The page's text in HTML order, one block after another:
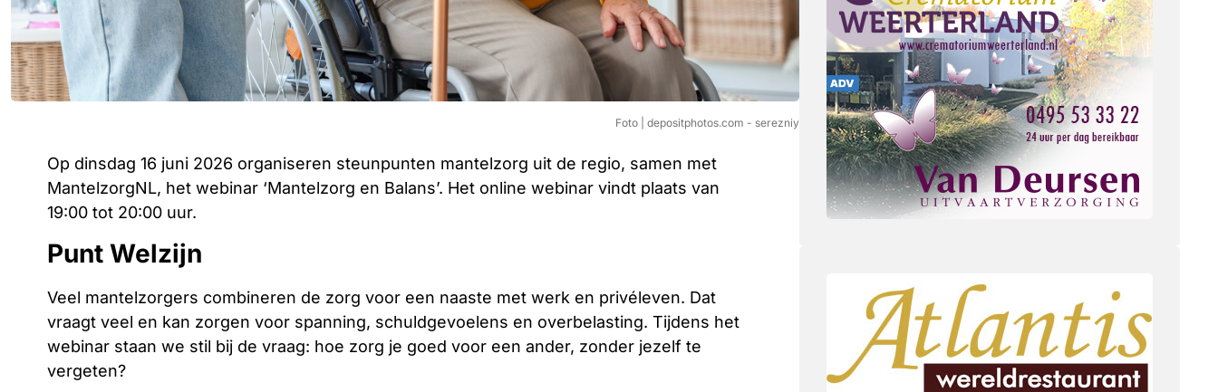
Foto | depositphotos.com - serezniy
Op dinsdag 16 juni 2026 organiseren steunpunten mantelzorg uit de regio, samen met
MantelzorgNL, het webinar ‘Mantelzorg en Balans’. Het online webinar vindt plaats van
19:00 tot 20:00 uur.
Punt Welzijn
Veel mantelzorgers combineren de zorg voor een naaste met werk en privéleven. Dat
vraagt veel en kan zorgen voor spanning, schuldgevoelens en overbelasting. Tijdens het
webinar staan we stil bij de vraag: hoe zorg je goed voor een ander, zonder jezelf te
vergeten?